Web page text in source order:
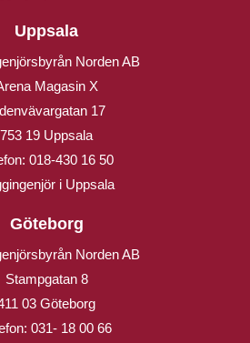
Uppsala
Norden AB
Magasin X
17
753 19 Uppsala
018-430 16 50
i Uppsala
Göteborg
Norden AB
Stampgatan 8
03 Göteborg
031- 18 00 66